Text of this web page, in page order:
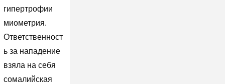
гипертрофии
миометрия.
Ответственност
ь за нападение
взяла на себя
сомалийская